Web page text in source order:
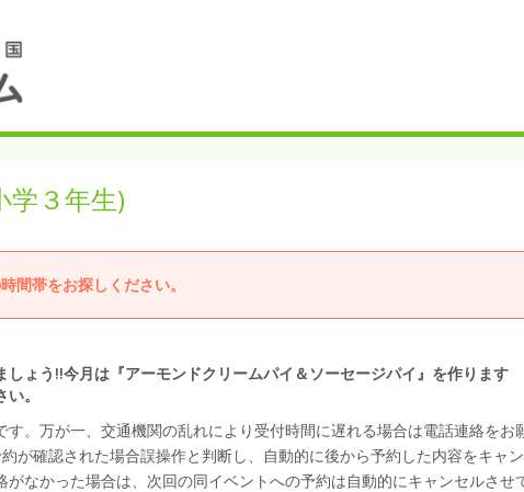
学３年生)
間帯をお探しください。
しょう!!今月は『アーモンドクリームパイ＆ソーセージパイ』を作ります
。
す。万が一、交通機関の乱れにより受付時間に遅れる場合は電話連絡をお
が確認された場合誤操作と判断し、自動的に後から予約した内容をキャ
がなかった場合は、次回の同イベントへの予約は自動的にキャンセルさせ